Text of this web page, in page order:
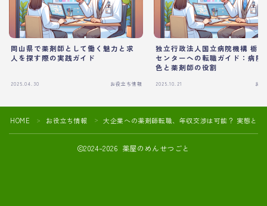
岡山県で薬剤師として働く魅力と求
人を探す際の実践ガイド
2025.04.30 お役立ち情報
独立行政法人国立病院機構 栃
センターへの転職ガイド：病院
色と薬剤師の役割
2025.10.21 お
HOME ＞ お役立ち情報 ＞ 大企業への薬剤師転職、年収交渉は可能？ 実態とポ
2024–2026 薬屋のめんせつごと